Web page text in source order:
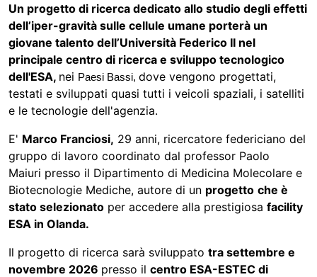
Un progetto di ricerca dedicato allo studio degli effetti
dell’iper-gravità sulle cellule umane porterà un
giovane talento dell’Università Federico II nel
principale centro di ricerca e sviluppo tecnologico
dell'ESA, nei Paesi Bassi, dove vengono progettati,
testati e sviluppati quasi tutti i veicoli spaziali, i satelliti
e le tecnologie dell'agenzia.
E' Marco Franciosi, 29 anni, ricercatore federiciano del
gruppo di lavoro coordinato dal professor Paolo
Maiuri presso il Dipartimento di Medicina Molecolare e
Biotecnologie Mediche, autore di un progetto che è
stato selezionato per accedere alla prestigiosa facility
ESA in Olanda.
Il progetto di ricerca sarà sviluppato tra settembre e
novembre 2026 presso il centro ESA-ESTEC di